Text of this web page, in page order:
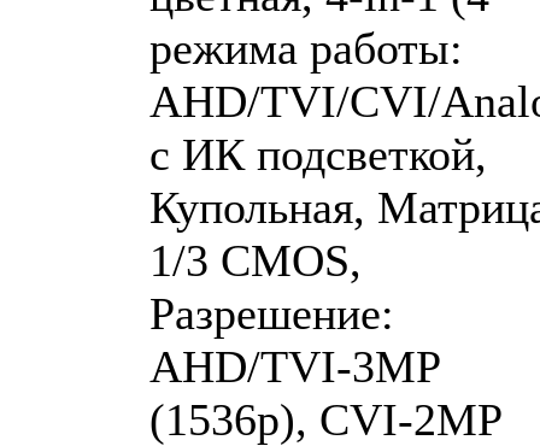
режима работы:
AHD/TVI/CVI/
с ИК подсветкой,
Купольная,
1/3 CMOS,
Разрешение:
AHD/TVI-3MP
(1536p), CVI-2MP